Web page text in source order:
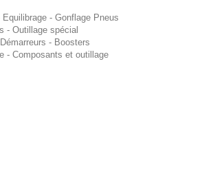
- Gonflage Pneus
- Outillage spécial
- Boosters
- Composants et outillage